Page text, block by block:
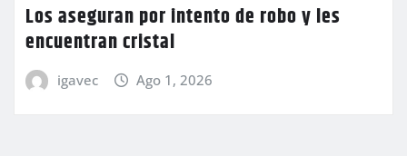
Los aseguran por intento de robo y les
encuentran cristal
igavec Ago 1, 2026